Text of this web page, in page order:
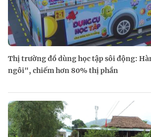
Thị trường đồ dùng học tập sôi động:
ngôi", chiếm hơn 80% thị phần